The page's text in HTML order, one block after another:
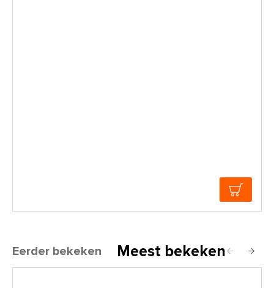
Eerder bekeken Meest bekeken